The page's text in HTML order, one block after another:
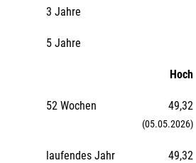
3 Jahre
5 Jahre
Hoch
52 Wochen 49,32
(05.05.2026)
laufendes Jahr 49,32